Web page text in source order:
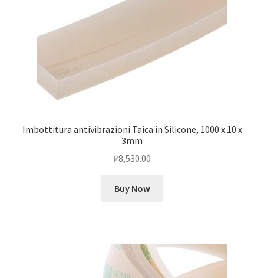
Imbottitura antivibrazioni Taica in Silicone, 1000 x 10 x
3mm
₽8,530.00
Buy Now